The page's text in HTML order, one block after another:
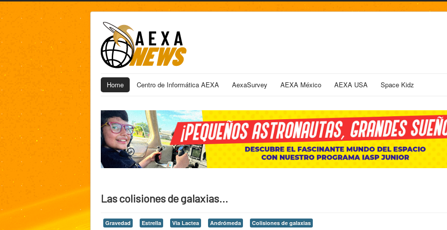
Home Centro de Informática AEXA AexaSurvey AEXA México AEXA USA Space Kidz
Las colisiones de galaxias...
Gravedad Estrella Vía Lactea Andrómeda Colisiones de galaxias